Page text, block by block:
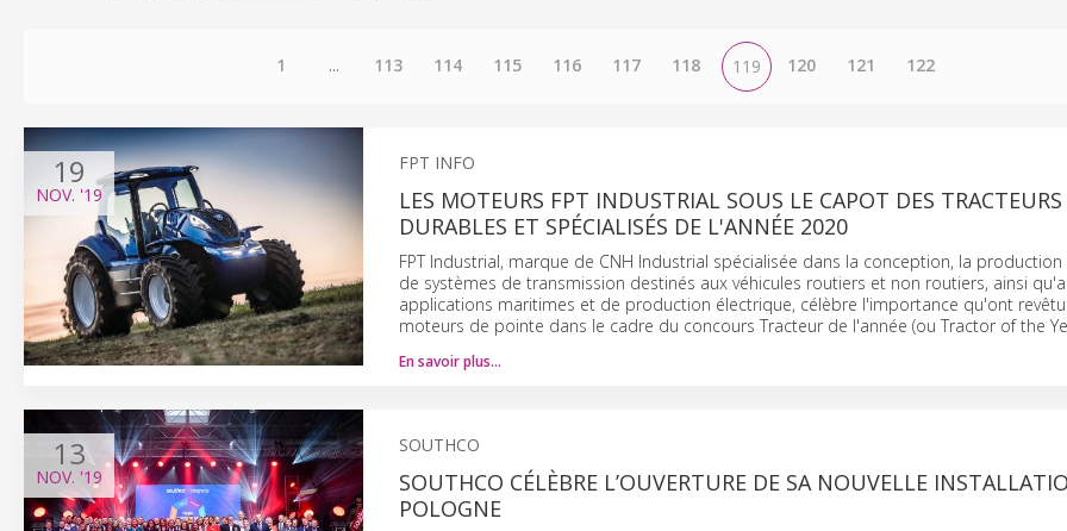
1 ... 113 114 115 116 117 118 119 120 121 122
19
NOV. '19
FPT INFO
LES MOTEURS FPT INDUSTRIAL SOUS LE CAPOT DES TRACTEURS
DURABLES ET SPÉCIALISÉS DE L'ANNÉE 2020
FPT Industrial, marque de CNH Industrial spécialisée dans la conception, la production
de systèmes de transmission destinés aux véhicules routiers et non routiers, ainsi
applications maritimes et de production électrique, célèbre l'importance qu'ont
moteurs de pointe dans le cadre du concours Tracteur de l'année (ou Tractor of the
En savoir plus…
13
NOV. '19
SOUTHCO
SOUTHCO CÉLÈBRE L’OUVERTURE DE SA NOUVELLE
POLOGNE